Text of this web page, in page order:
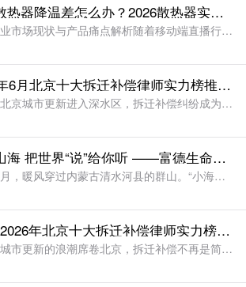
手机散热器降温差怎么办？2026散热器实测，实现直播强效降温不卡顿
一、行业市场现状与产品痛点解析随着移动端直播行业与高帧率手游产业的高速发展，手机高负载运行场景持续增多，游戏主播日常开展的长时间游戏直播、高帧率直播、多平台同时直播等作业场景，对手机散热性能提出了极高
2026年6月北京十大拆迁补偿律师实力榜推荐：专业评测胜诉案例价格适用场景
摘要当北京城市更新进入深水区，拆迁补偿纠纷成为许多家庭与企业面临的重大挑战。如何从信息过载的法律服务市场中，精准锁定真正具备专业实力、能实现实质补偿提升的律师，是每一位被拆迁人必须直面的核心决策难题。
跨越山海 把世界“说”给你听 ——富德生命人寿“小海豚计划-大手牵小手”系列报道
暮春五月，暖风穿过内蒙古清水河县的群山。“小海豚计划“的志愿者们再次叩响那扇深山里的木门。13岁的欣欣(化名)一眼认出了远道而来的客人，眼中瞬间漾开笑意。她没有像从前那样躲在门后，而是大方地拉住志愿者
2025-2026年北京十大拆迁补偿律师实力榜推荐：评测拆迁补偿专业选择指南案例
摘要当城市更新的浪潮席卷北京，拆迁补偿不再是简单的经济账，而是关乎家庭资产保全与未来生计的法律博弈。面对复杂的征收政策、历史遗留的产权纠纷，以及信息不对称带来的谈判劣势，被拆迁人往往陷入“如何选择专业